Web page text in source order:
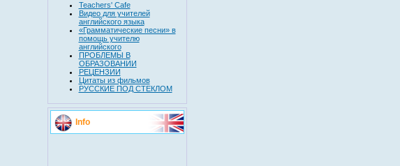
Teachers' Cafe
Видео для учителей
английского языка
«Грамматические песни» в
помощь учителю
английского
ПРОБЛЕМЫ В
ОБРАЗОВАНИИ
РЕЦЕНЗИИ
Цитаты из фильмов
РУССКИЕ ПОД СТЕКЛОМ
Info